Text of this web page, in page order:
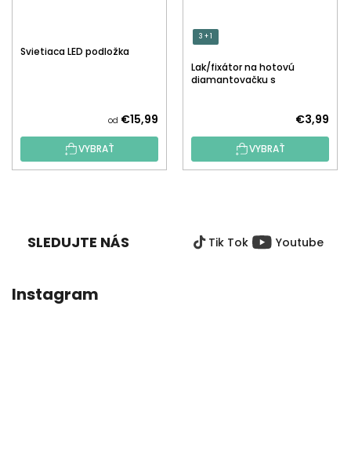
Svietiaca LED podložka
od €15,99
VYBRAŤ
3 + 1
Lak/fixátor na hotovú
diamantovačku s
€3,99
VYBRAŤ
SLEDUJTE NÁS Tik Tok Youtube
Instagram